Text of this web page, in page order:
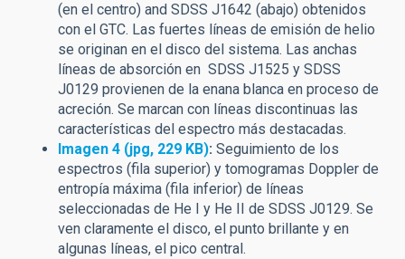
(en el centro) and SDSS J1642 (abajo) obtenidos
con el GTC. Las fuertes líneas de emisión de helio
se originan en el disco del sistema. Las anchas
líneas de absorción en SDSS J1525 y SDSS
J0129 provienen de la enana blanca en proceso de
acreción. Se marcan con líneas discontinuas las
características del espectro más destacadas.
Imagen 4 (jpg, 229 KB): Seguimiento de los
espectros (fila superior) y tomogramas Doppler de
entropía máxima (fila inferior) de líneas
seleccionadas de He I y He II de SDSS J0129. Se
ven claramente el disco, el punto brillante y en
algunas líneas, el pico central.